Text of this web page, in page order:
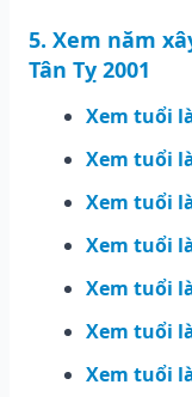
5. Xem năm
Tân Tỵ 2001
Xem tuổi
Xem tuổi
Xem tuổi
Xem tuổi
Xem tuổi
Xem tuổi
Xem tuổi